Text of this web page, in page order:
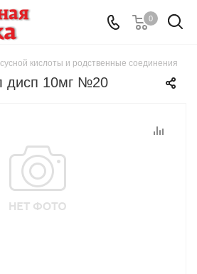
0
кислоты и родственные соединения
дисп 10мг №20